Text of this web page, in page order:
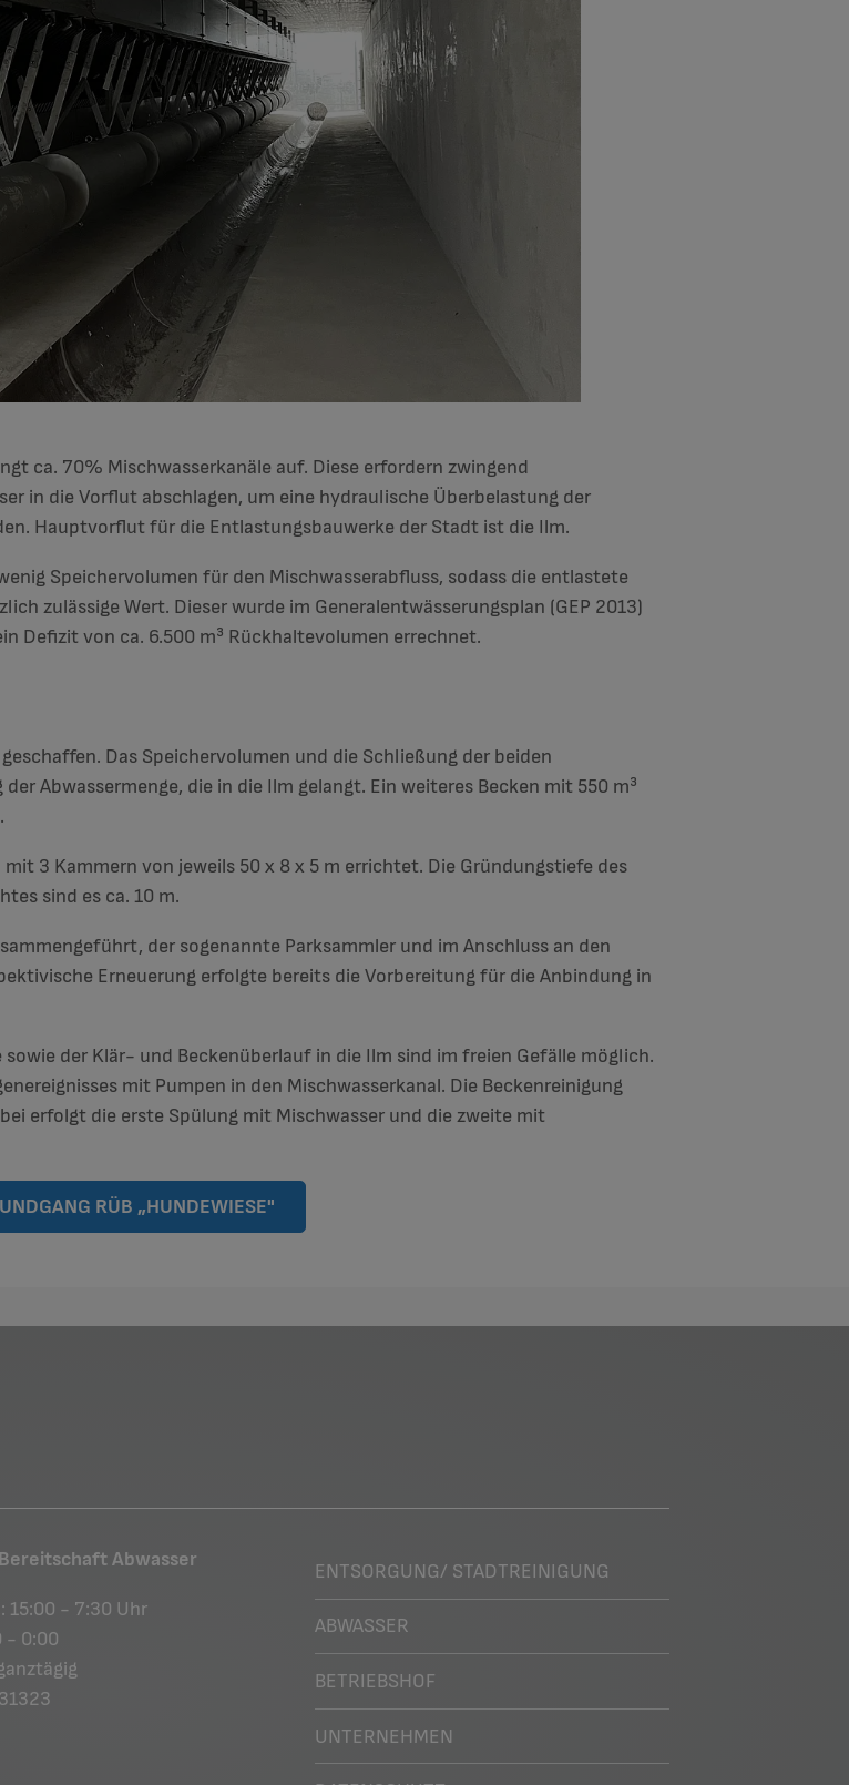
ca. 70% Mischwasserkanäle auf. Diese erfordern zwingend
in die Vorflut abschlagen, um eine hydraulische Überbelastung der
Hauptvorflut für die Entlastungsbauwerke der Stadt ist die Ilm.
Speichervolumen für den Mischwasserabfluss, sodass die entlastete
zulässige Wert. Dieser wurde im Generalentwässerungsplan (GEP 2013)
Defizit von ca. 6.500 m³ Rückhaltevolumen errechnet.
Das Speichervolumen und die Schließung der beiden
Abwassermenge, die in die Ilm gelangt. Ein weiteres Becken mit 550 m³
3 Kammern von jeweils 50 x 8 x 5 m errichtet. Die Gründungstiefe des
sind es ca. 10 m.
der sogenannte Parksammler und im Anschluss an den
Erneuerung erfolgte bereits die Vorbereitung für die Anbindung in
der Klär- und Beckenüberlauf in die Ilm sind im freien Gefälle möglich.
mit Pumpen in den Mischwasserkanal. Die Beckenreinigung
erfolgt die erste Spülung mit Mischwasser und die zweite mit
RÜB „HUNDEWIESE"
Abwasser
15:00 - 7:30 Uhr
- 0:00
ENTSORGUNG/ STADTREINIGUNG
ABWASSER
BETRIEBSHOF
UNTERNEHMEN